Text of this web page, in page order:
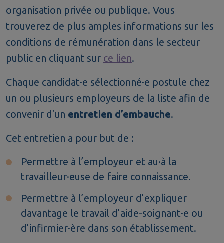
organisation privée ou publique. Vous
trouverez de plus amples informations sur les
conditions de rémunération dans le secteur
public en cliquant sur ce lien.
Chaque candidat·e sélectionné·e postule chez
un ou plusieurs employeurs de la liste afin de
convenir d'un entretien d’embauche.
Cet entretien a pour but de :
Permettre à l’employeur et au·à la
travailleur·euse de faire connaissance.
Permettre à l’employeur d’expliquer
davantage le travail d’aide-soignant·e ou
d’infirmier·ère dans son établissement.